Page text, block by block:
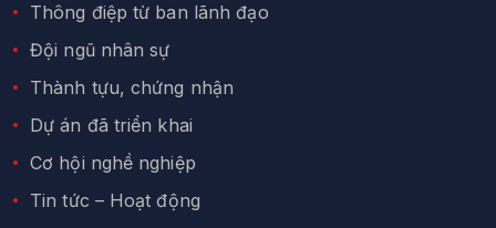
Thông điệp từ ban lãnh đạo
Đội ngũ nhân sự
Thành tựu, chứng nhận
Dự án đã triển khai
Cơ hội nghề nghiệp
Tin tức – Hoạt động